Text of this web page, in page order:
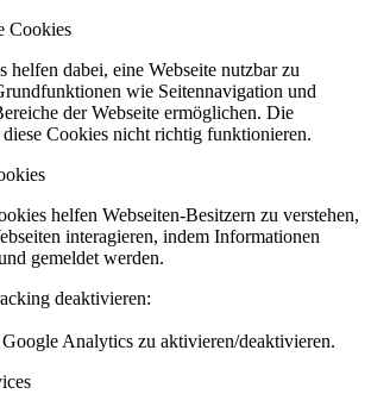
Cookies
helfen dabei, eine Webseite nutzbar zu
wie Seitennavigation und
der Webseite ermöglichen. Die
diese Cookies nicht richtig funktionieren.
helfen Webseiten-Besitzern zu verstehen,
interagieren, indem Informationen
gemeldet werden.
deaktivieren:
Analytics zu aktivieren/deaktivieren.